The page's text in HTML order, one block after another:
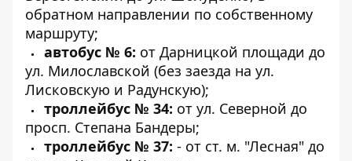
обратном направлении по собственному
маршруту;
автобус № 6: от Дарницкой площади до
ул. Милославской (без заезда на ул.
Лисковскую и Радунскую);
троллейбус № 34: от ул. Северной до
просп. Степана Бандеры;
троллейбус № 37: - от ст. м. "Лесная" до